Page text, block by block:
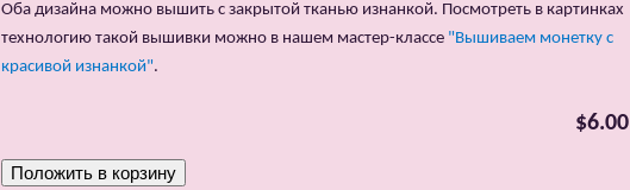
Оба дизайна можно вышить с закрытой тканью изнанкой. Посмотреть в картинках
технологию такой вышивки можно в нашем мастер-классе "Вышиваем монетку с
красивой изнанкой".
$6.00